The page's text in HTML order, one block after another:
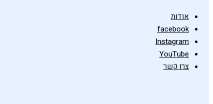
אודות
facebook
Instagram
YouTube
צרו קשר